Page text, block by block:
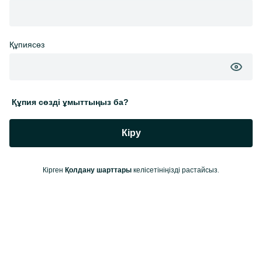
Құпиясөз
Құпия сөзді ұмыттыңыз ба?
Кіру
Кірген Қолдану шарттары келісетініңізді растайсыз.